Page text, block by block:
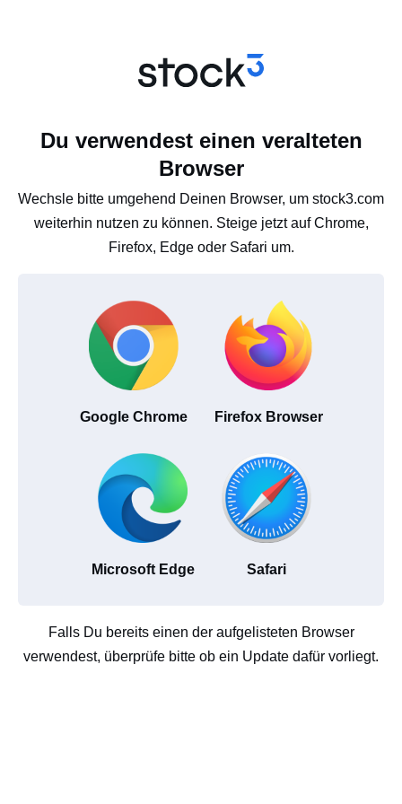
Du verwendest einen veralteten
Browser
Wechsle bitte umgehend Deinen Browser, um stock3.com
weiterhin nutzen zu können. Steige jetzt auf Chrome,
Firefox, Edge oder Safari um.
Google Chrome Firefox Browser
Microsoft Edge Safari
Falls Du bereits einen der aufgelisteten Browser
verwendest, überprüfe bitte ob ein Update dafür vorliegt.